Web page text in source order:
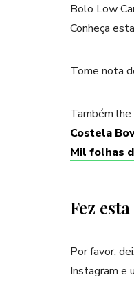
Bolo Low
Conheça
Tome nota
Também
Costela
Mil folhas
Fez
Por favor,
Instagram e